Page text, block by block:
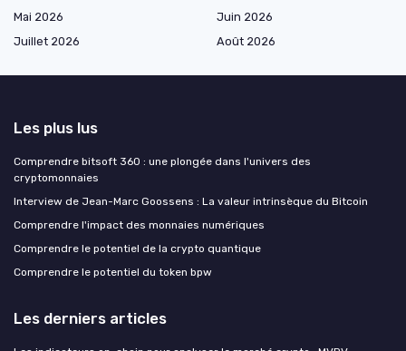
Mai 2026
Juin 2026
Juillet 2026
Août 2026
Les plus lus
Comprendre bitsoft 360 : une plongée dans l'univers des
cryptomonnaies
Interview de Jean-Marc Goossens : La valeur intrinsèque du Bitcoin
Comprendre l'impact des monnaies numériques
Comprendre le potentiel de la crypto quantique
Comprendre le potentiel du token bpw
Les derniers articles